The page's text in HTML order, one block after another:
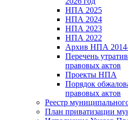
НПА 2025
НПА 2024
НПА 2023
НПА 2022
Архив НПА
Перечень
правовых актов
Проекты НПА
Порядок
правовых актов
Реестр
План приватизации